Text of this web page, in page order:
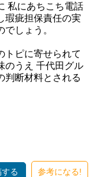
私にあちこち電話
瑕疵担保責任の実
しょう。
トピに寄せられて
のうえ 千代田グル
判断材料とされる
る 参考になる!